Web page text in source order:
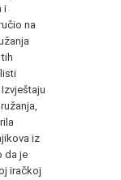
i
na
iz
da je
iračkoj